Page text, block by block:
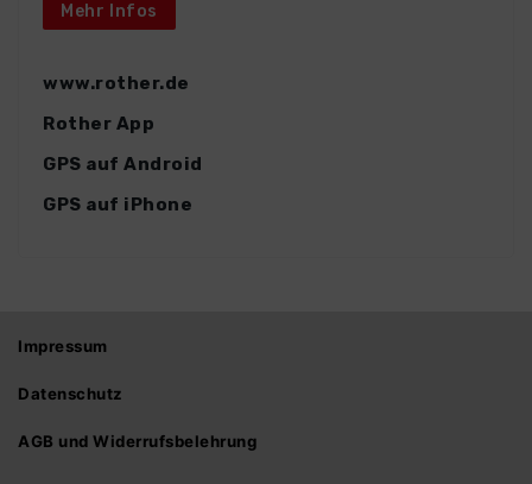
Mehr Infos
www.rother.de
Rother App
GPS auf Android
GPS auf iPhone
Impressum
Datenschutz
AGB und Widerrufsbelehrung